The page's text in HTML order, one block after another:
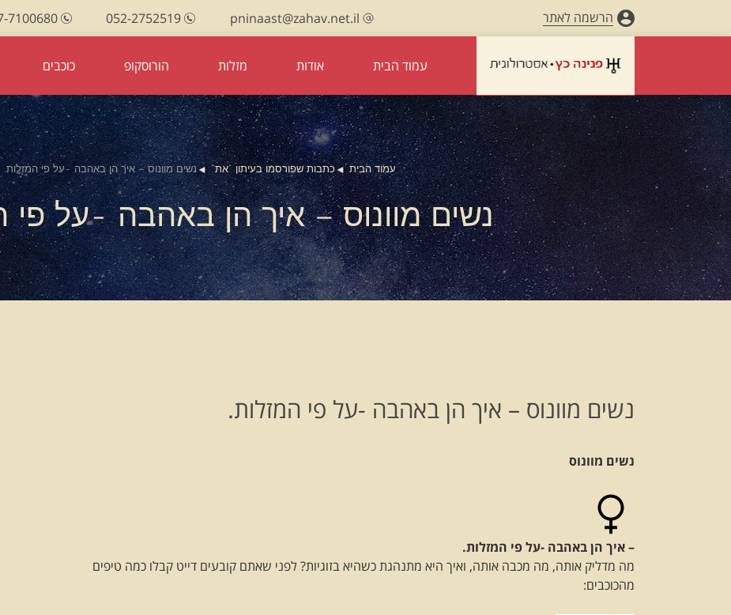
הרשמה לאתר pninaast@zahav.net.il
052-2752519
7100680
עמוד הבית אודות מזלות הורוסקופ כוכבים
עמוד הבית כתבות שפורסמו בעיתון "את" נשים מוונוס – איך הן באהבה -על פי המזלות.
נשים מוונוס – איך הן באהבה -על פי
נשים מוונוס – איך הן באהבה -על פי המזלות.
נשים מוונוס
– איך הן באהבה -על פי המזלות.
מה מדליק אותה, מה מכבה אותה, ואיך היא מתנהגת כשהיא בזוגיות? לפני שאתם קובעים דייט קבלו כמה טיפים
מהכוכבים: